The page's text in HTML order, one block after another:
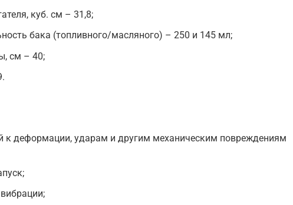
куб. см – 31,8;
бака (топливного/масляного) – 250 и 145 мл;
см – 40;
к деформации, ударам и другим механическим повреждениям